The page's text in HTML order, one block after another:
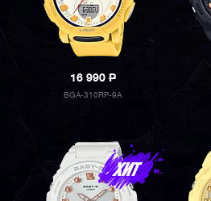
16 990P
BGA-310RP-9A